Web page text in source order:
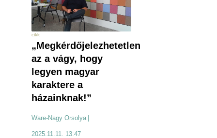
cikk
„Megkérdőjelezhetetlen
az a vágy, hogy
legyen magyar
karaktere a
házainknak!”
Ware-Nagy Orsolya
2025.11.11. 13:47